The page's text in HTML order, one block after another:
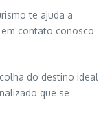
te ajuda a
contato conosco
do destino ideal
que se